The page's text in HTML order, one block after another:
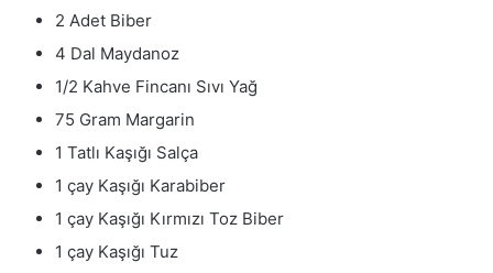
2 Adet Biber
4 Dal Maydanoz
1/2 Kahve Fincanı Sıvı Yağ
75 Gram Margarin
1 Tatlı Kaşığı Salça
1 çay Kaşığı Karabiber
1 çay Kaşığı Kırmızı Toz Biber
1 çay Kaşığı Tuz